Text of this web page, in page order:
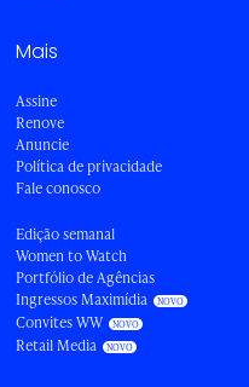
Mais
Assine
Renove
Anuncie
Política de privacidade
Fale conosco
Edição semanal
Women to Watch
Portfólio de Agências
Ingressos Maximídia
Convites WW
Retail Media